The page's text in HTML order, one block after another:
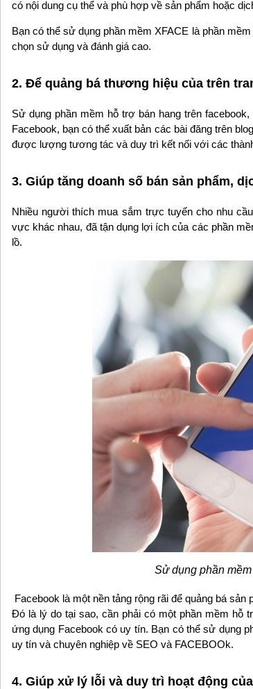
có nội dung cụ thể và phù hợp về sản phẩm hoặc
Bạn có thể sử dụng phần mềm XFACE là phần
chọn sử dụng và đánh giá cao.
2. Để quảng bá thương hiệu của trên
Sử dụng phần mềm hỗ trợ bán hang trên
Facebook, bạn có thể xuất bản các bài đăng trên
được lượng tương tác và duy trì kết nối với các
3. Giúp tăng doanh số bán sản phẩm,
Nhiều người thích mua sắm trực tuyến cho nhu
vực khác nhau, đã tận dụng lợi ích của các phần
lồ.
Sử dụng phần
Facebook là một nền tảng rộng rãi để quảng bá
Đó là lý do tại sao, cần phải có một phần mềm hỗ
ứng dụng Facebook có uy tín. Bạn có thể sử dụng
uy tín và chuyên nghiệp về SEO và FACEBOOk.
4. Giúp xử lý lỗi và duy trì hoạt động